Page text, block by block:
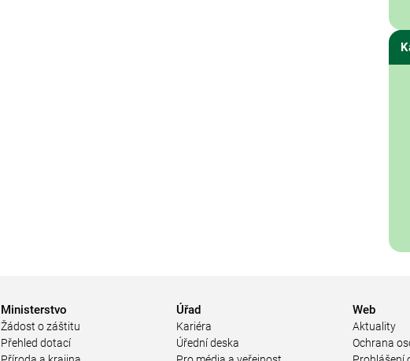
Ministerstvo
Žádost o záštitu
Přehled dotací
Úřad
Kariéra
Úřední deska
Web
Aktuality
Ochrana